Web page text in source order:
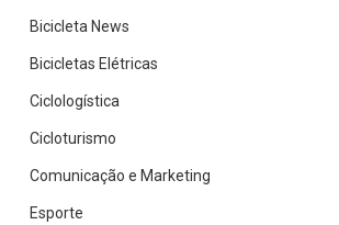
Bicicleta News
Bicicletas Elétricas
Ciclologística
Cicloturismo
Comunicação e Marketing
Esporte